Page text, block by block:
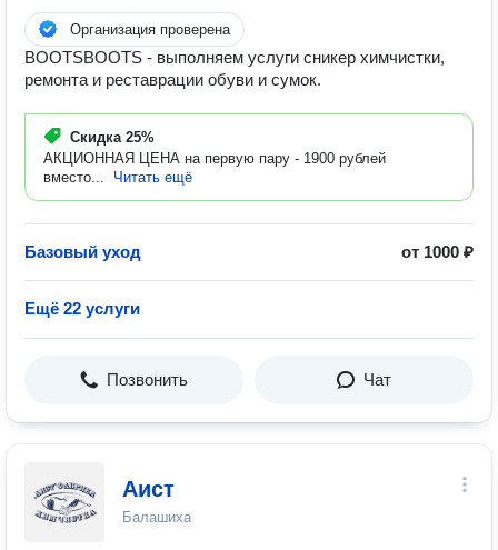
Организация проверена
BOOTSBOOTS - выполняем услуги сникер химчистки,
ремонта и реставрации обуви и сумок.
Скидка 25%
АКЦИОННАЯ ЦЕНА на первую пару - 1900 рублей
вместо...
Читать ещё
Базовый уход от 1000 ₽
Ещё 22 услуги
Позвонить Чат
Аист
Балашиха